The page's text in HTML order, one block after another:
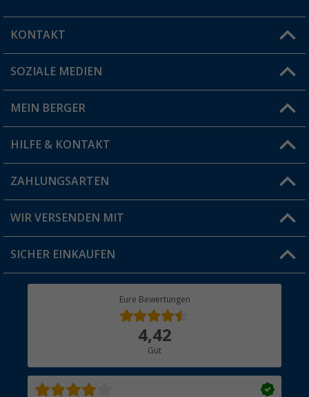
KONTAKT
Du hast eine Frage?
Filiale finden
SOZIALE MEDIEN
MEIN BERGER
Vorteilskarte
Blog
Jobs & Karriere
HILFE & KONTAKT
FAQ & Kontakt
Versandinformationen
Rücksendung
ZAHLUNGSARTEN
WIR VERSENDEN MIT
SICHER EINKAUFEN
Eure Bewertungen
4,42
Gut